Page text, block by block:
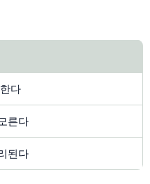
다
른다
된다